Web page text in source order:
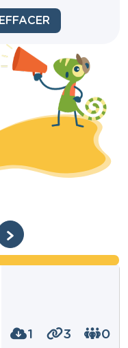
EFFACER
1 3 0